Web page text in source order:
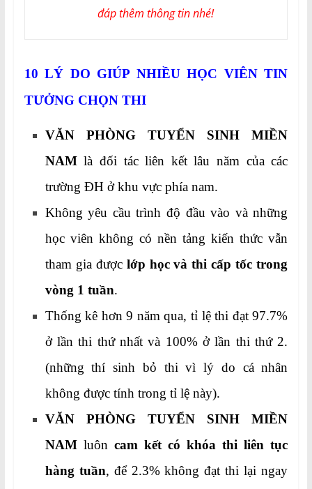
đáp thêm thông tin nhé!
10 LÝ DO GIÚP NHIỀU HỌC VIÊN TIN
TƯỞNG CHỌN THI
VĂN PHÒNG TUYỂN SINH MIỀN
NAMlà đối tác liên kết lâu năm của các
trường ĐH ở khu vực phía nam.
Không yêu cầu trình độ đầu vào và những
học viên không có nền tảng kiến thức vẫn
tham gia được lớp học và thi cấp tốc trong
vòng 1 tuần.
Thống kê hơn 9 năm qua, tỉ lệ thi đạt 97.7%
ở lần thi thứ nhất và 100% ở lần thi thứ 2.
(những thí sinh bỏ thi vì lý do cá nhân
không được tính trong tỉ lệ này).
VĂN PHÒNG TUYỂN SINH MIỀN
NAMluôn cam kết có khóa thi liên tục
hàng tuần, để 2.3% không đạt thi lại ngay